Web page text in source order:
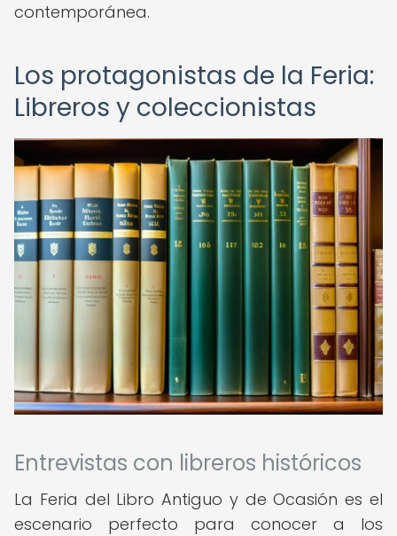
contemporánea.
Los protagonistas de la Feria:
Libreros y coleccionistas
Entrevistas con libreros históricos
La Feria del Libro Antiguo y de Ocasión es el
escenario perfecto para conocer a los